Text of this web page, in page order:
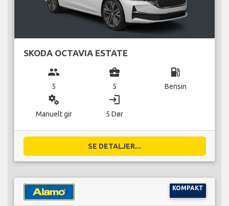
SKODA OCTAVIA ESTATE
group
5
business_center
5
local_gas_station
Bensin
miscellaneous_services
Manuelt gir
login
5 Dør
SE DETALJER...
KOMPAKT